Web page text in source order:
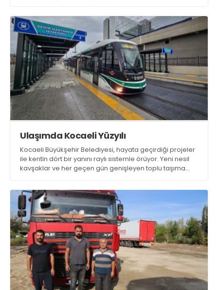
Ulaşımda Kocaeli Yüzyılı
Kocaeli Büyükşehir Belediyesi, hayata geçirdiği projeler
ile kentin dört bir yanını raylı sistemle örüyor. Yeni nesil
kavşaklar ve her geçen gün genişleyen toplu taşıma